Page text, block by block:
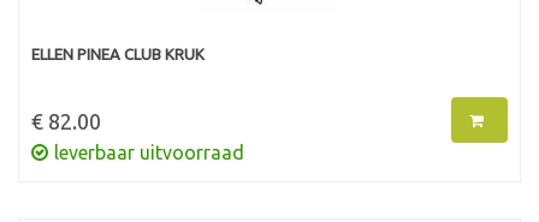
ELLEN PINEA CLUB KRUK
€ 82.00
leverbaar uitvoorraad